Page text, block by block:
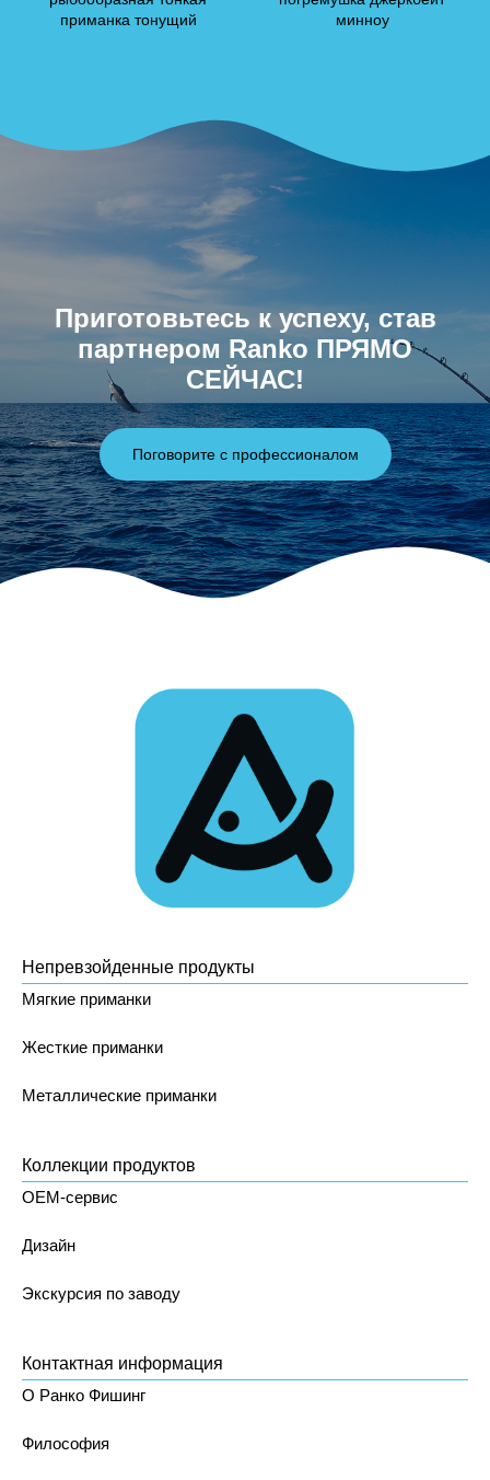
приманка тонущий
минноу
Приготовьтесь к успеху, став
партнером Ranko ПРЯМО
СЕЙЧАС!
Поговорите с профессионалом
Непревзойденные продукты
Мягкие приманки
Жесткие приманки
Металлические приманки
Коллекции продуктов
OEM-сервис
Дизайн
Экскурсия по заводу
Контактная информация
О Ранко Фишинг
Философия